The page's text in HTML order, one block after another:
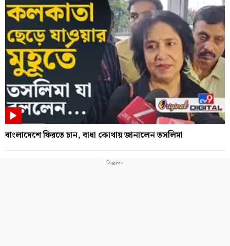
বাংলাদেশে ফিরতে চান, বাধা কোথায় জানালেন তসলিমা